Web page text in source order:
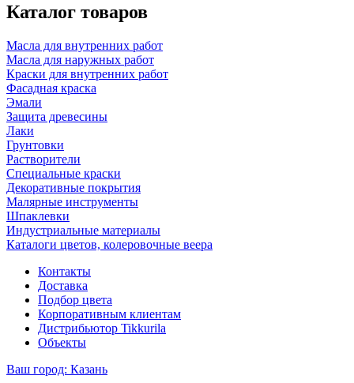
Каталог товаров
Масла для внутренних работ
Масла для наружных работ
Краски для внутренних работ
Фасадная краска
Эмали
Защита древесины
Лаки
Грунтовки
Растворители
Специальные краски
Декоративные покрытия
Малярные инструменты
Шпаклевки
Индустриальные материалы
Каталоги цветов, колеровочные веера
Контакты
Доставка
Подбор цвета
Корпоративным клиентам
Дистрибьютор Tikkurila
Объекты
Ваш город: Казань